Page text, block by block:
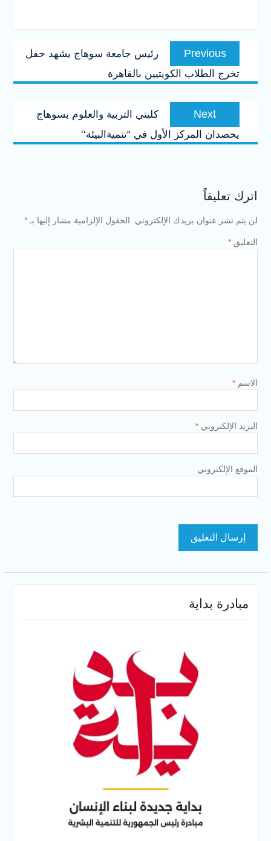
تصفّح
المقالاتPrevious
post:
رئيس جامعة سوهاج يشهد حفل
تخرج الطلاب الكويتيين بالقاهرة
Next
Next
post:
كليتي التربية والعلوم بسوهاج
يحصدان المركز الأول في “تنميةالبيئة‘‘
اترك تعليقاً
لن يتم نشر عنوان بريدك الإلكتروني. الحقول الإلزامية مشار إليها بـ *
التعليق *
الاسم *
البريد الإلكتروني *
الموقع الإلكتروني
مبادرة بداية